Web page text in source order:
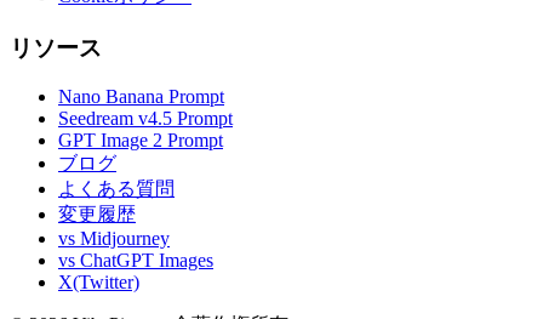
リソース
Nano Banana Prompt
Seedream v4.5 Prompt
GPT Image 2 Prompt
ブログ
よくある質問
変更履歴
vs Midjourney
vs ChatGPT Images
X(Twitter)